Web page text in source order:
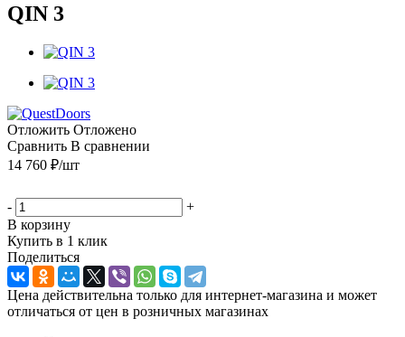
QIN 3
Отложить Отложено
Сравнить В сравнении
14 760 ₽/шт
-
+
В корзину
Купить в 1 клик
Поделиться
Цена действительна только для интернет-магазина и может
отличаться от цен в розничных магазинах